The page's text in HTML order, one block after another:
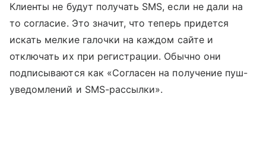
Клиенты не будут получать SMS, если не дали на
то согласие. Это значит, что теперь придется
искать мелкие галочки на каждом сайте и
отключать их при регистрации. Обычно они
подписываются как «Согласен на получение пуш-
уведомлений и SMS-рассылки».